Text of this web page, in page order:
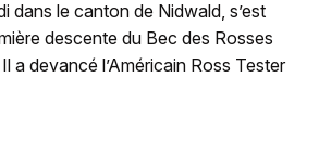
dans le canton de Nidwald, s’est
descente du Bec des Rosses
a devancé l’Américain Ross Tester